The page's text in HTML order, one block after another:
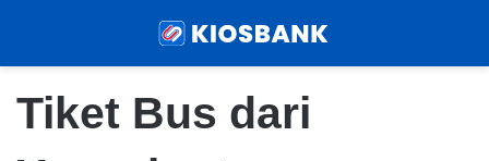
Tiket Bus dari